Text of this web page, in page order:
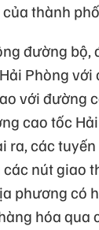
thành
đường bộ,
Phòng
với đường
cao tốc
ra, các
các nút giao
phương có
hóa qua